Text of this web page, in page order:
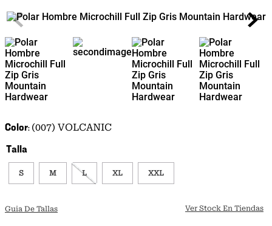
Color (007) VOLCANIC
Talla
S M L XL XXL
Guia De Tallas Ver Stock En Tiendas